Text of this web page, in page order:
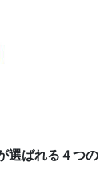
選ばれる４つの